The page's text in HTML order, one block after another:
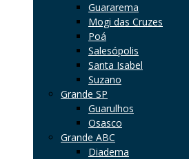
Guararema
Mogi das Cruzes
Poá
Salesópolis
Santa Isabel
Suzano
Grande SP
Guarulhos
Osasco
Grande ABC
Diadema